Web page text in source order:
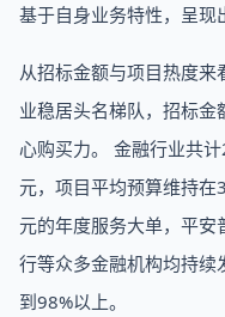
基于自身业务特性，呈现
从招标金额与项目热度来
业稳居头名梯队，招标金
心购买力。 金融行业共
元，项目平均预算维持
元的年度服务大单，平安
行等众多金融机构均持
到98%以上。